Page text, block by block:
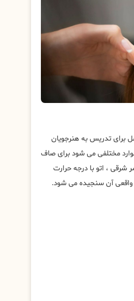
برای تدریس به هنرجویان
مختلفی می شود برای صاف
شرقی ، اتو با درجه حرارت
واقعی آن سنجیده می شود.